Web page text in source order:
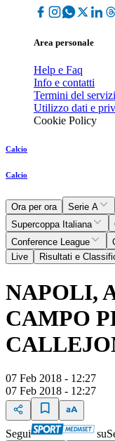
Area personale
Help e Faq
Info e contatti
Termini del
Utilizzo dati e
Cookie Policy
Calcio
Calcio
Ora per ora Serie A
Supercoppa Italiana
Conference League
Live
Risultati e
NAPOLI,
CAMPO
07 Feb 2018 - 12:27
07 Feb 2018 - 12:27
Segui su